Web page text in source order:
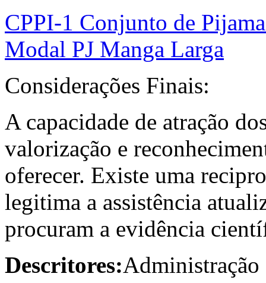
CPPI-1 Conjunto de
Modal PJ Manga Larga
Considerações Finais:
A capacidade de atração
valorização e
oferecer. Existe uma
legitima a assistência
procuram a evidência
Descritores:Administração